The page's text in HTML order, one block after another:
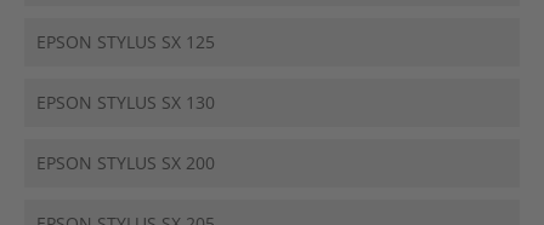
EPSON STYLUS SX 125
EPSON STYLUS SX 130
EPSON STYLUS SX 200